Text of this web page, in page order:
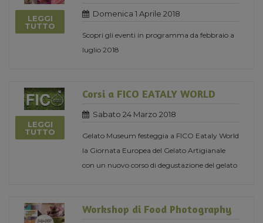
LEGGI
TUTTO
Domenica 1 Aprile 2018
Scopri gli eventi in programma da febbraio a
luglio 2018
LEGGI
TUTTO
Corsi a FICO EATALY WORLD
Sabato 24 Marzo 2018
Gelato Museum festeggia a FICO Eataly World
la Giornata Europea del Gelato Artigianale
con un nuovo corso di degustazione del gelato
Workshop di Food Photography